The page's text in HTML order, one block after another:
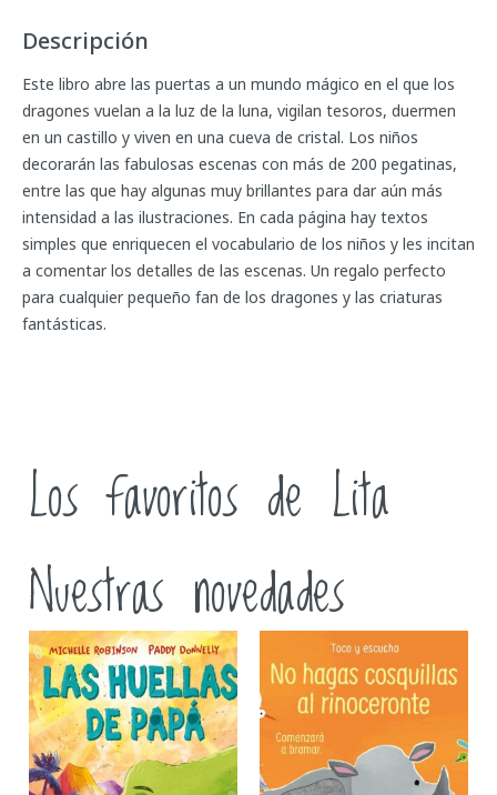
Descripción
Este libro abre las puertas a un mundo mágico en el que los
dragones vuelan a la luz de la luna, vigilan tesoros, duermen
en un castillo y viven en una cueva de cristal. Los niños
decorarán las fabulosas escenas con más de 200 pegatinas,
entre las que hay algunas muy brillantes para dar aún más
intensidad a las ilustraciones. En cada página hay textos
simples que enriquecen el vocabulario de los niños y les incitan
a comentar los detalles de las escenas. Un regalo perfecto
para cualquier pequeño fan de los dragones y las criaturas
fantásticas.
Los favoritos de Lita
Nuestras novedades